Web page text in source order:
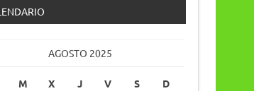
AGOSTO 2025
M X J V S D